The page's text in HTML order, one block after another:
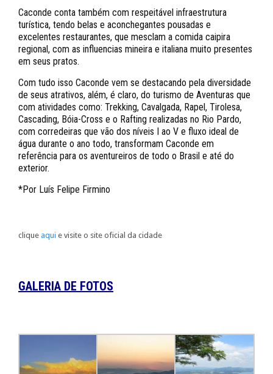
Caconde conta também com respeitável infraestrutura
turística, tendo belas e aconchegantes pousadas e
excelentes restaurantes, que mesclam a comida caipira
regional, com as influencias mineira e italiana muito presentes
em seus pratos.
Com tudo isso Caconde vem se destacando pela diversidade
de seus atrativos, além, é claro, do turismo de Aventuras que
com atividades como: Trekking, Cavalgada, Rapel, Tirolesa,
Cascading, Bóia-Cross e o Rafting realizadas no Rio Pardo,
com corredeiras que vão dos níveis I ao V e fluxo ideal de
água durante o ano todo, transformam Caconde em
referência para os aventureiros de todo o Brasil e até do
exterior.
*Por Luís Felipe Firmino
clique aqui e visite o site oficial da cidade
GALERIA DE FOTOS